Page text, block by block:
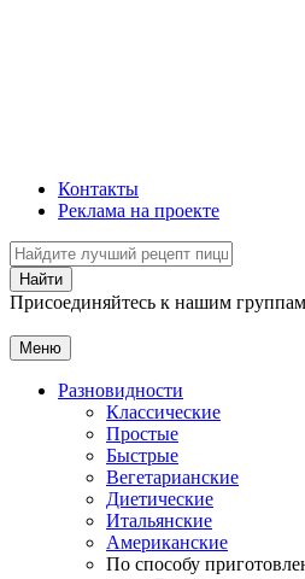
Контакты
Реклама на проекте
Присоединяйтесь к нашим
Меню
Разновидности
Классические
Простые
Быстрые
Вегетарианские
Диетические
Итальянские
Американские
По способу